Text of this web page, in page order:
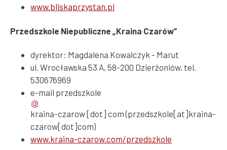
www.bliskaprzystan.pl
Przedszkole Niepubliczne „Kraina Czarów”
dyrektor: Magdalena Kowalczyk - Marut
ul. Wrocławska 53 A, 58-200 Dzierżoniów, tel.
530676969
e-mail przedszkole
kraina-czarow [dot] com(przedszkole[at]kraina-
czarow[dot]com)
www.kraina-czarow.com/przedszkole